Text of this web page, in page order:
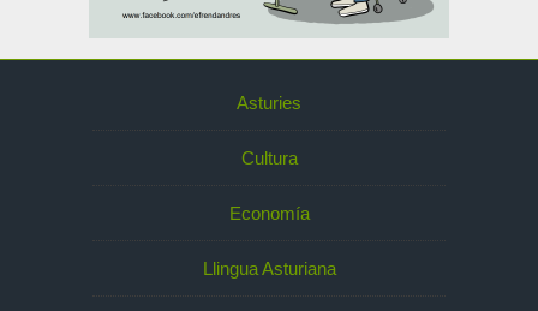
Asturies
Cultura
Economía
Llingua Asturiana